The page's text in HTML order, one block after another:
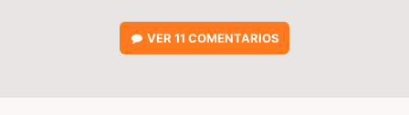
VER11 COMENTARIOS